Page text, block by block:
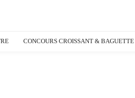
CONCOURS CROISSANT &